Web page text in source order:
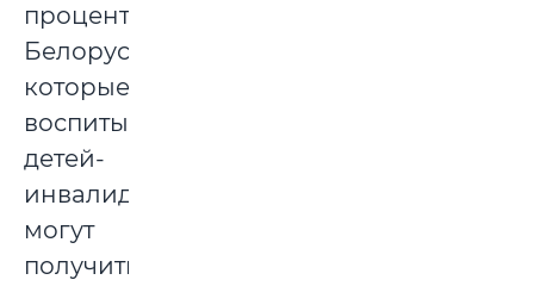
процента.
Белорусы,
которые
воспитывают
детей-
инвалидов,
могут
получить